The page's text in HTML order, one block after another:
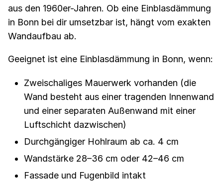
aus den 1960er-Jahren. Ob eine Einblasdämmung
in Bonn bei dir umsetzbar ist, hängt vom exakten
Wandaufbau ab.
Geeignet ist eine Einblasdämmung in Bonn, wenn:
Zweischaliges Mauerwerk vorhanden (die
Wand besteht aus einer tragenden Innenwand
und einer separaten Außenwand mit einer
Luftschicht dazwischen)
Durchgängiger Hohlraum ab ca. 4 cm
Wandstärke 28–36 cm oder 42–46 cm
Fassade und Fugenbild intakt